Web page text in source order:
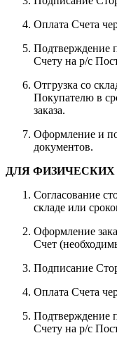
Оплата Счета
Подтверждение
Счету на р/с
Отгрузка со
Покупателю в
заказа.
Оформление и
документов.
ДЛЯ
Согласование
складе или
Оформление
Счет
Подписание
Оплата Счета
Подтверждение
Счету на р/с